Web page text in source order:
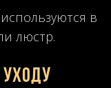
в
люстр.